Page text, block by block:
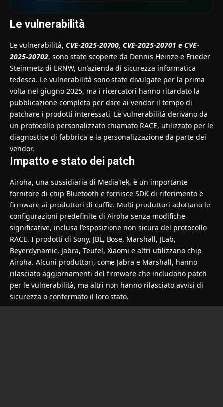
Le vulnerabilità
Le vulnerabilità, CVE-2025-20700, CVE-2025-20701 e CVE-
2025-20702, sono state scoperte da Dennis Heinze e Frieder
Steinmetz di ERNW, un’azienda di sicurezza informatica
tedesca. Le vulnerabilità sono state divulgate per la prima
volta nel giugno 2025, ma i ricercatori hanno ritardato la
pubblicazione completa per dare ai vendor il tempo di
patchare i prodotti interessati. Le vulnerabilità derivano da
un protocollo personalizzato chiamato RACE, utilizzato per le
diagnostice di fabbrica e la personalizzazione da parte dei
vendor.
Impatto e stato dei patch
Airoha, una sussidiaria di MediaTek, è un importante
fornitore di chip Bluetooth e fornisce SDK di riferimento e
firmware ai produttori di cuffie. Molti produttori adottano le
configurazioni predefinite di Airoha senza modifiche
significative, inclusa l’esposizione non sicura del protocollo
RACE. I prodotti di Sony, JBL, Bose, Marshall, JLab,
Beyerdynamic, Jabra, Teufel, Xiaomi e altri utilizzano chip
Airoha. Alcuni produttori, come Jabra e Marshall, hanno
rilasciato aggiornamenti del firmware che includono patch
per le vulnerabilità, ma altri non hanno rilasciato avvisi di
sicurezza o confermato il loro stato.